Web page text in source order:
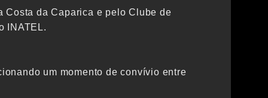
Costa da Caparica e pelo Clube de
INATEL.
um momento de convívio entre